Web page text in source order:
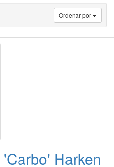
Ordenar por
Harken